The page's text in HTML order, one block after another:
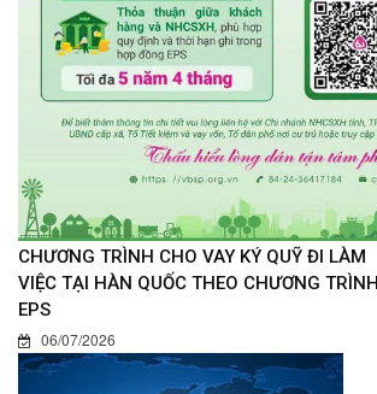
CHƯƠNG TRÌNH CHO VAY KÝ QUỸ ĐI LÀM
VIỆC TẠI HÀN QUỐC THEO CHƯƠNG TRÌNH
EPS
06/07/2026